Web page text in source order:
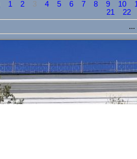
1 2 3 4 5 6 7 8 9 10
21
22
...